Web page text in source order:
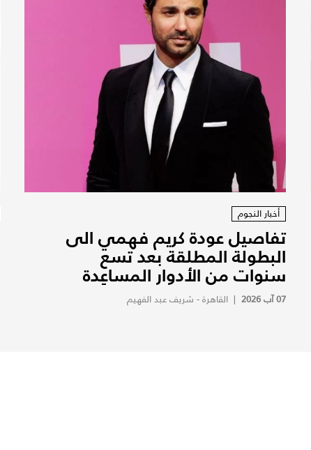
أخبار النجوم
تفاصيل عودة كريم فهمي الى
البطولة المطلقة بعد تسع
سنوات من الأدوار المساعِدة
07 آب 2026 | القاهرة - شريف عبد الفهيم